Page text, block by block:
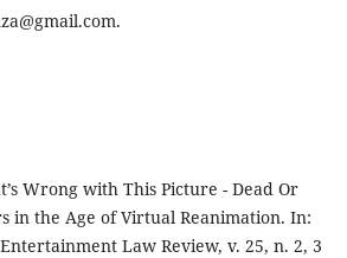
Wrong with This Picture - Dead Or
in the Age of Virtual Reanimation. In:
Law Review, v. 25, n. 2, 3